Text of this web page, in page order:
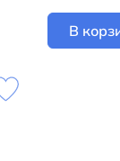
В